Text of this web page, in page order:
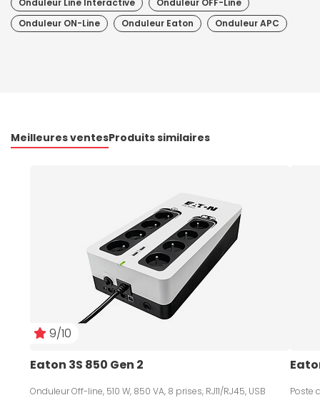
Onduleur Line Interactive
Onduleur OFF-Line
Onduleur ON-Line
Onduleur Eaton Onduleur APC
Meilleures ventesProduits similaires
9/10
Eaton 3S 850 Gen 2
Onduleur Off-line, 510 W, 850 VA, 8 prises, RJ11/RJ45, USB Poste